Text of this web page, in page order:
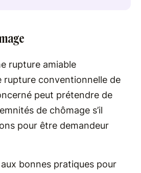
rupture amiable
rupture conventionnelle de
peut prétendre de
de chômage s’il
pour être demandeur
bonnes pratiques pour